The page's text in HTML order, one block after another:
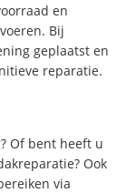
en
Bij
geplaatst en
reparatie.
Of bent heeft u
Ook
via